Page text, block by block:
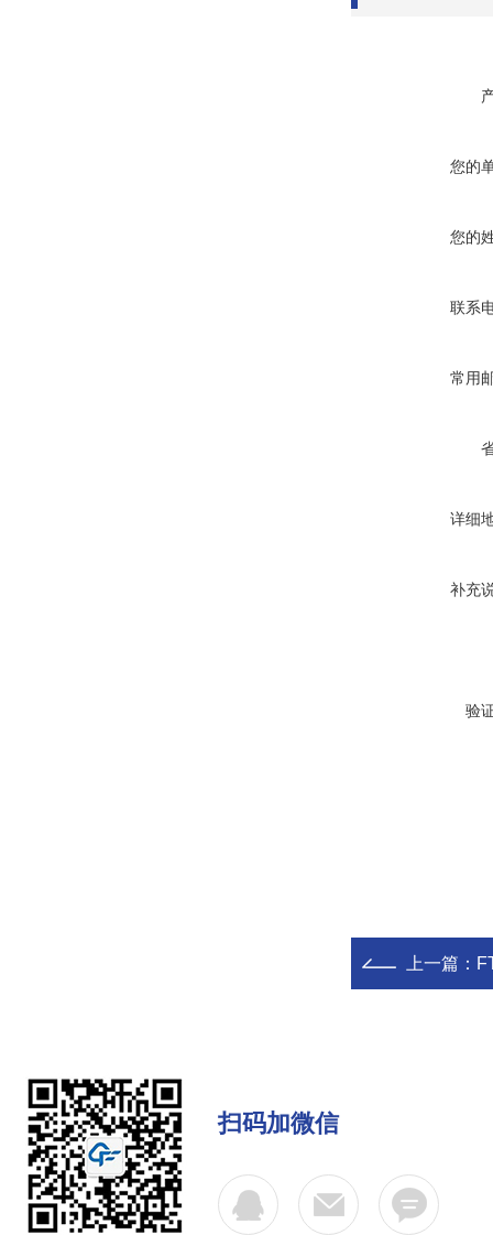
您的
您的
联系
常用
详细
补充
验
上一篇：
扫码加微信